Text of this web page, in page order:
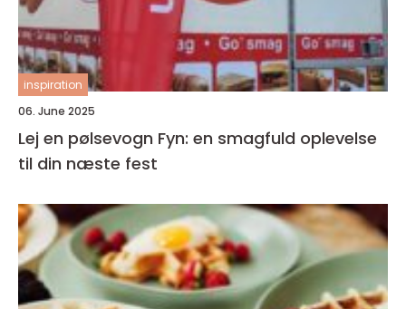
inspiration
06. June 2025
Lej en pølsevogn Fyn: en smagfuld oplevelse
til din næste fest